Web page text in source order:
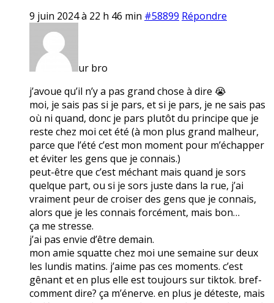
9 juin 2024 à 22 h 46 min #58899 Répondre
ur bro
j’avoue qu’il n’y a pas grand chose à dire 😭
moi, je sais pas si je pars, et si je pars, je ne sais pas
où ni quand, donc je pars plutôt du principe que je
reste chez moi cet été (à mon plus grand malheur,
parce que l’été c’est mon moment pour m’échapper
et éviter les gens que je connais.)
peut-être que c’est méchant mais quand je sors
quelque part, ou si je sors juste dans la rue, j’ai
vraiment peur de croiser des gens que je connais,
alors que je les connais forcément, mais bon…
ça me stresse.
j’ai pas envie d’être demain.
mon amie squatte chez moi une semaine sur deux
les lundis matins. j’aime pas ces moments. c’est
gênant et en plus elle est toujours sur tiktok. bref-
comment dire? ça m’énerve. en plus je déteste, mais